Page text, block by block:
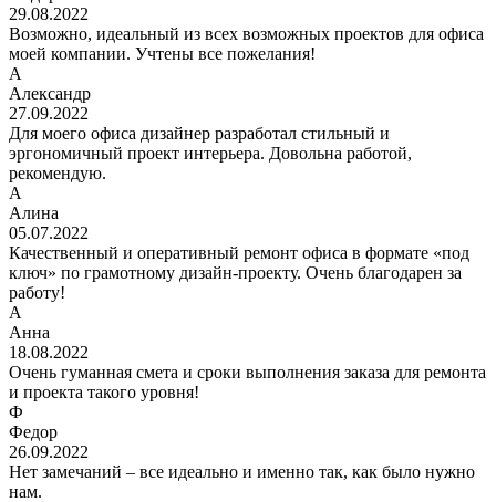
29.08.2022
Возможно, идеальный из всех возможных проектов для офиса
моей компании. Учтены все пожелания!
А
Александр
27.09.2022
Для моего офиса дизайнер разработал стильный и
эргономичный проект интерьера. Довольна работой,
рекомендую.
А
Алина
05.07.2022
Качественный и оперативный ремонт офиса в формате «под
ключ» по грамотному дизайн-проекту. Очень благодарен за
работу!
А
Анна
18.08.2022
Очень гуманная смета и сроки выполнения заказа для ремонта
и проекта такого уровня!
Ф
Федор
26.09.2022
Нет замечаний – все идеально и именно так, как было нужно
нам.